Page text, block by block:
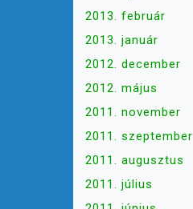
2013. február
2013. január
2012. december
2012. május
2011. november
2011. szeptember
2011. augusztus
2011. július